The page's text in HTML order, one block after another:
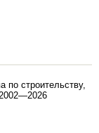
по строительству,